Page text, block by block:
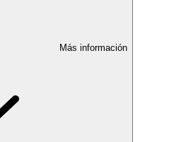
Más información